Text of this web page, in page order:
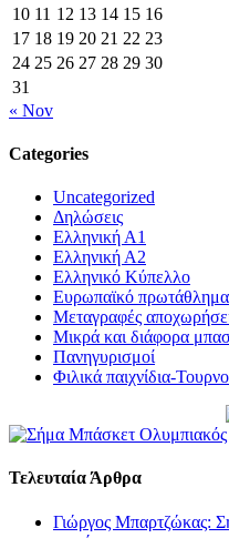
10 11 12 13 14 15 16
17 18 19 20 21 22 23
24 25 26 27 28 29 30
31
« Nov
Categories
Uncategorized
Δηλώσεις
Ελληνική Α1
Ελληνική Α2
Ελληνικό Κύπελλο
Ευρωπαϊκό πρωτάθλημα
Μεταγραφές
Μικρά και διάφορα
Πανηγυρισμοί
Φιλικά παιχνίδια-
Τελευταία Άρθρα
Γιώργος Μπαρτζώκας: